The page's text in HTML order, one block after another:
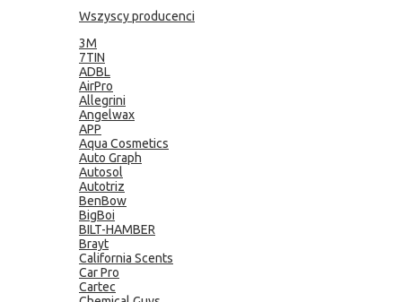
Wszyscy producenci
3M
7TIN
ADBL
AirPro
Allegrini
Angelwax
APP
Aqua Cosmetics
Auto Graph
Autosol
Autotriz
BenBow
BigBoi
BILT-HAMBER
Brayt
California Scents
Car Pro
Cartec